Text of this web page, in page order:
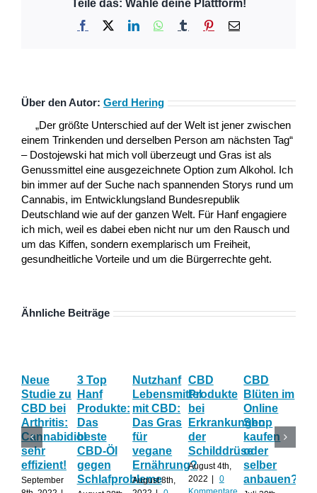
Teile das: Wähle deine Plattform!
Facebook LinkedInWhatsApp
Tumblr Pinterest
E-
Über den Autor: Gerd Hering
„Der größte Unterschied auf der Welt ist jener zwischen
einem Trinkenden und derselben Person am nächsten Tag“
– Dostojewski hat mich voll überzeugt und Gras ist als
Genussmittel eine ausgezeichnete Option zum Alkohol. Ich
bin immer auf der Suche nach spannenden Storys rund um
Cannabis, im Entwicklungsland Bundesrepublik
Deutschland wie auf der ganzen Welt. Für Hanf engagiere
ich mich, weil es dabei eben nicht nur um den Rausch und
um das Kiffen, sondern exemplarisch um Freiheit,
gesundheitliche Vorteile und um die Bürgerrechte geht.
Ähnliche Beiträge
Neue
Studie zu
CBD bei
Arthritis:
Cannabidiol
sehr
effizient!
September
3 Top
Hanf
Produkte:
Das
beste
CBD-Öl
gegen
Schlafprobleme
Nutzhanf
Lebensmittel
mit CBD:
Das Gras
für
vegane
Ernährung?
August 8th,
CBD
Produkte
bei
Erkrankungen
der
Schilddrüse
August 4th,
2022 |
0
CBD
Blüten im
Online
Shop
kaufen
oder
selber
anbauen?